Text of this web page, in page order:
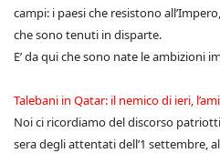
campi: i paesi che resistono
che sono tenuti in disparte.
E’ da qui che sono nate le ambizioni
Talebani in Qatar: il nemico di ieri,
Noi ci ricordiamo del discorso
sera degli attentati dell’1 settembre,